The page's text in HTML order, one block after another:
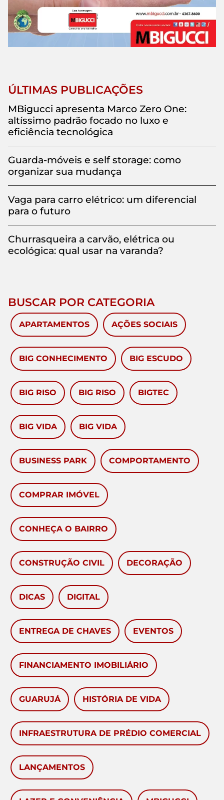
ÚLTIMAS PUBLICAÇÕES
MBigucci apresenta Marco Zero One:
altíssimo padrão focado no luxo e
eficiência tecnológica
Guarda-móveis e self storage: como
organizar sua mudança
Vaga para carro elétrico: um diferencial
para o futuro
Churrasqueira a carvão, elétrica ou
ecológica: qual usar na varanda?
BUSCAR POR CATEGORIA
APARTAMENTOS AÇÕES SOCIAIS
BIG CONHECIMENTO BIG ESCUDO
BIG RISO BIG RISO BIGTEC
BIG VIDA BIG VIDA
BUSINESS PARK COMPORTAMENTO
COMPRAR IMÓVEL
CONHEÇA O BAIRRO
CONSTRUÇÃO CIVIL DECORAÇÃO
DICAS DIGITAL
ENTREGA DE CHAVES EVENTOS
FINANCIAMENTO IMOBILIÁRIO
GUARUJÁ HISTÓRIA DE VIDA
INFRAESTRUTURA DE PRÉDIO COMERCIAL
LANÇAMENTOS